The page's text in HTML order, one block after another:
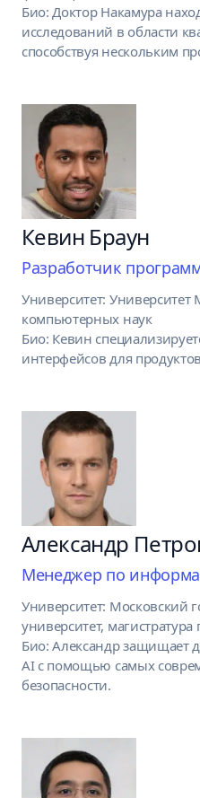
Био: Доктор Накамура
исследований в области
способствуя нескольким
Кевин Браун
Разработчик
Университет: Университет
компьютерных наук
Био: Кевин
интерфейсов для
Александр
Менеджер по
Университет: Московский
университет,
Био: Александр защищает
AI с помощью самых
безопасности.